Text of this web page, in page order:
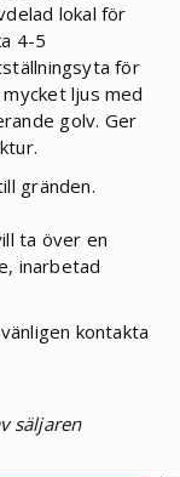
lokal för
4-5
för
ljus med
golv. Ger
gränden.
ta över en
inarbetad
kontakta
säljaren